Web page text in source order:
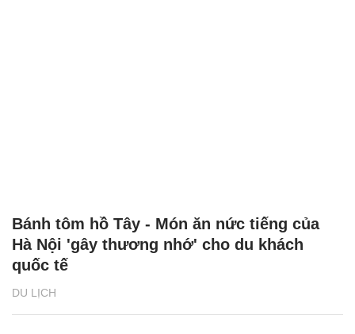
DU LỊCH
Bánh tôm hồ Tây - Món ăn nức tiếng của
Hà Nội 'gây thương nhớ' cho du khách
quốc tế